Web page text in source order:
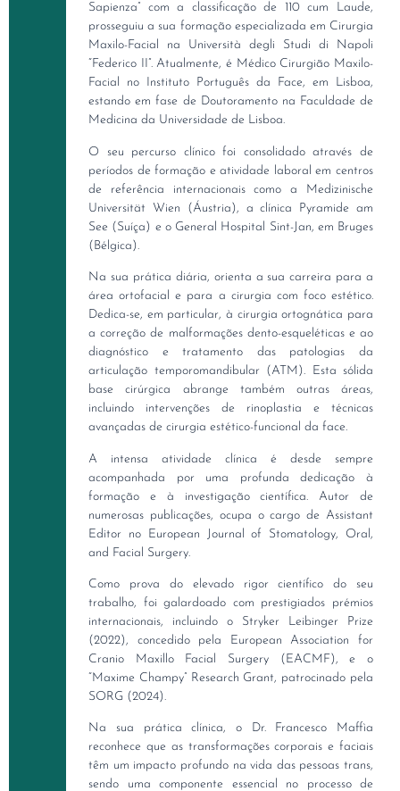
Sapienza” com a classificação de 110 cum Laude,
prosseguiu a sua formação especializada em Cirurgia
Maxilo-Facial na Università degli Studi di Napoli
“Federico II”. Atualmente, é Médico Cirurgião Maxilo-
Facial no Instituto Português da Face, em Lisboa,
estando em fase de Doutoramento na Faculdade de
Medicina da Universidade de Lisboa.
O seu percurso clínico foi consolidado através de
períodos de formação e atividade laboral em centros
de referência internacionais como a Medizinische
Universität Wien (Áustria), a clínica Pyramide am
See (Suíça) e o General Hospital Sint-Jan, em Bruges
(Bélgica).
Na sua prática diária, orienta a sua carreira para a
área ortofacial e para a cirurgia com foco estético.
Dedica-se, em particular, à cirurgia ortognática para
a correção de malformações dento-esqueléticas e ao
diagnóstico e tratamento das patologias da
articulação temporomandibular (ATM). Esta sólida
base cirúrgica abrange também outras áreas,
incluindo intervenções de rinoplastia e técnicas
avançadas de cirurgia estético-funcional da face.
A intensa atividade clínica é desde sempre
acompanhada por uma profunda dedicação à
formação e à investigação científica. Autor de
numerosas publicações, ocupa o cargo de Assistant
Editor no European Journal of Stomatology, Oral,
and Facial Surgery.
Como prova do elevado rigor científico do seu
trabalho, foi galardoado com prestigiados prémios
internacionais, incluindo o Stryker Leibinger Prize
(2022), concedido pela European Association for
Cranio Maxillo Facial Surgery (EACMF), e o
“Maxime Champy” Research Grant, patrocinado pela
SORG (2024).
Na sua prática clínica, o Dr. Francesco Maffìa
reconhece que as transformações corporais e faciais
têm um impacto profundo na vida das pessoas trans,
sendo uma componente essencial no processo de